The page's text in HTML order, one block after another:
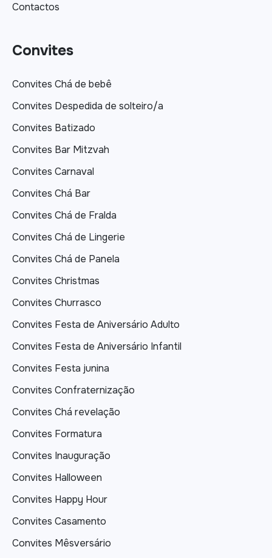
Contactos
Convites
Convites Chá de bebê
Convites Despedida de solteiro/a
Convites Batizado
Convites Bar Mitzvah
Convites Carnaval
Convites Chá Bar
Convites Chá de Fralda
Convites Chá de Lingerie
Convites Chá de Panela
Convites Christmas
Convites Churrasco
Convites Festa de Aniversário Adulto
Convites Festa de Aniversário Infantil
Convites Festa junina
Convites Confraternização
Convites Chá revelação
Convites Formatura
Convites Inauguração
Convites Halloween
Convites Happy Hour
Convites Casamento
Convites Mêsversário